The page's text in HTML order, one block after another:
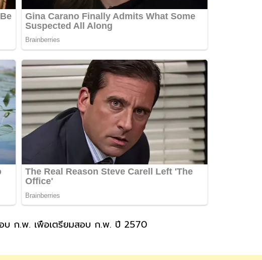
บ ก.พ. เพื่อเตรียมสอบ ก.พ. ปี 2570